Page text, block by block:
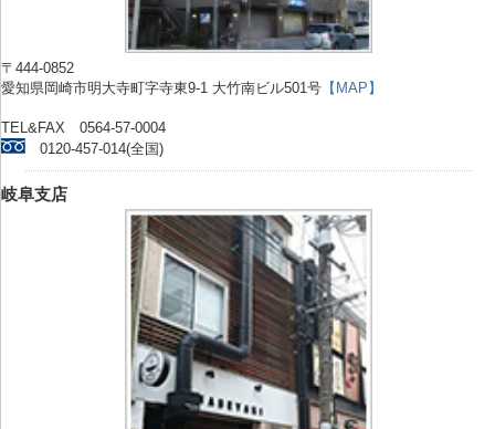
〒444-0852
愛知県岡崎市明大寺町字寺東9-1 大竹南ビル501号 【MAP】
TEL&FAX 0564-57-0004
0120-457-014(全国)
岐阜支店